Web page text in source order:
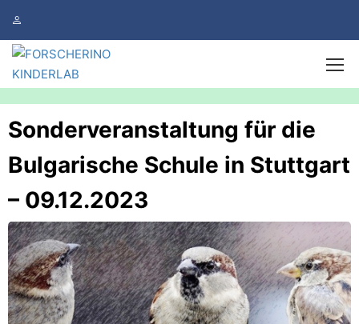
Sonderveranstaltung für die
Bulgarische Schule in Stuttgart
– 09.12.2023